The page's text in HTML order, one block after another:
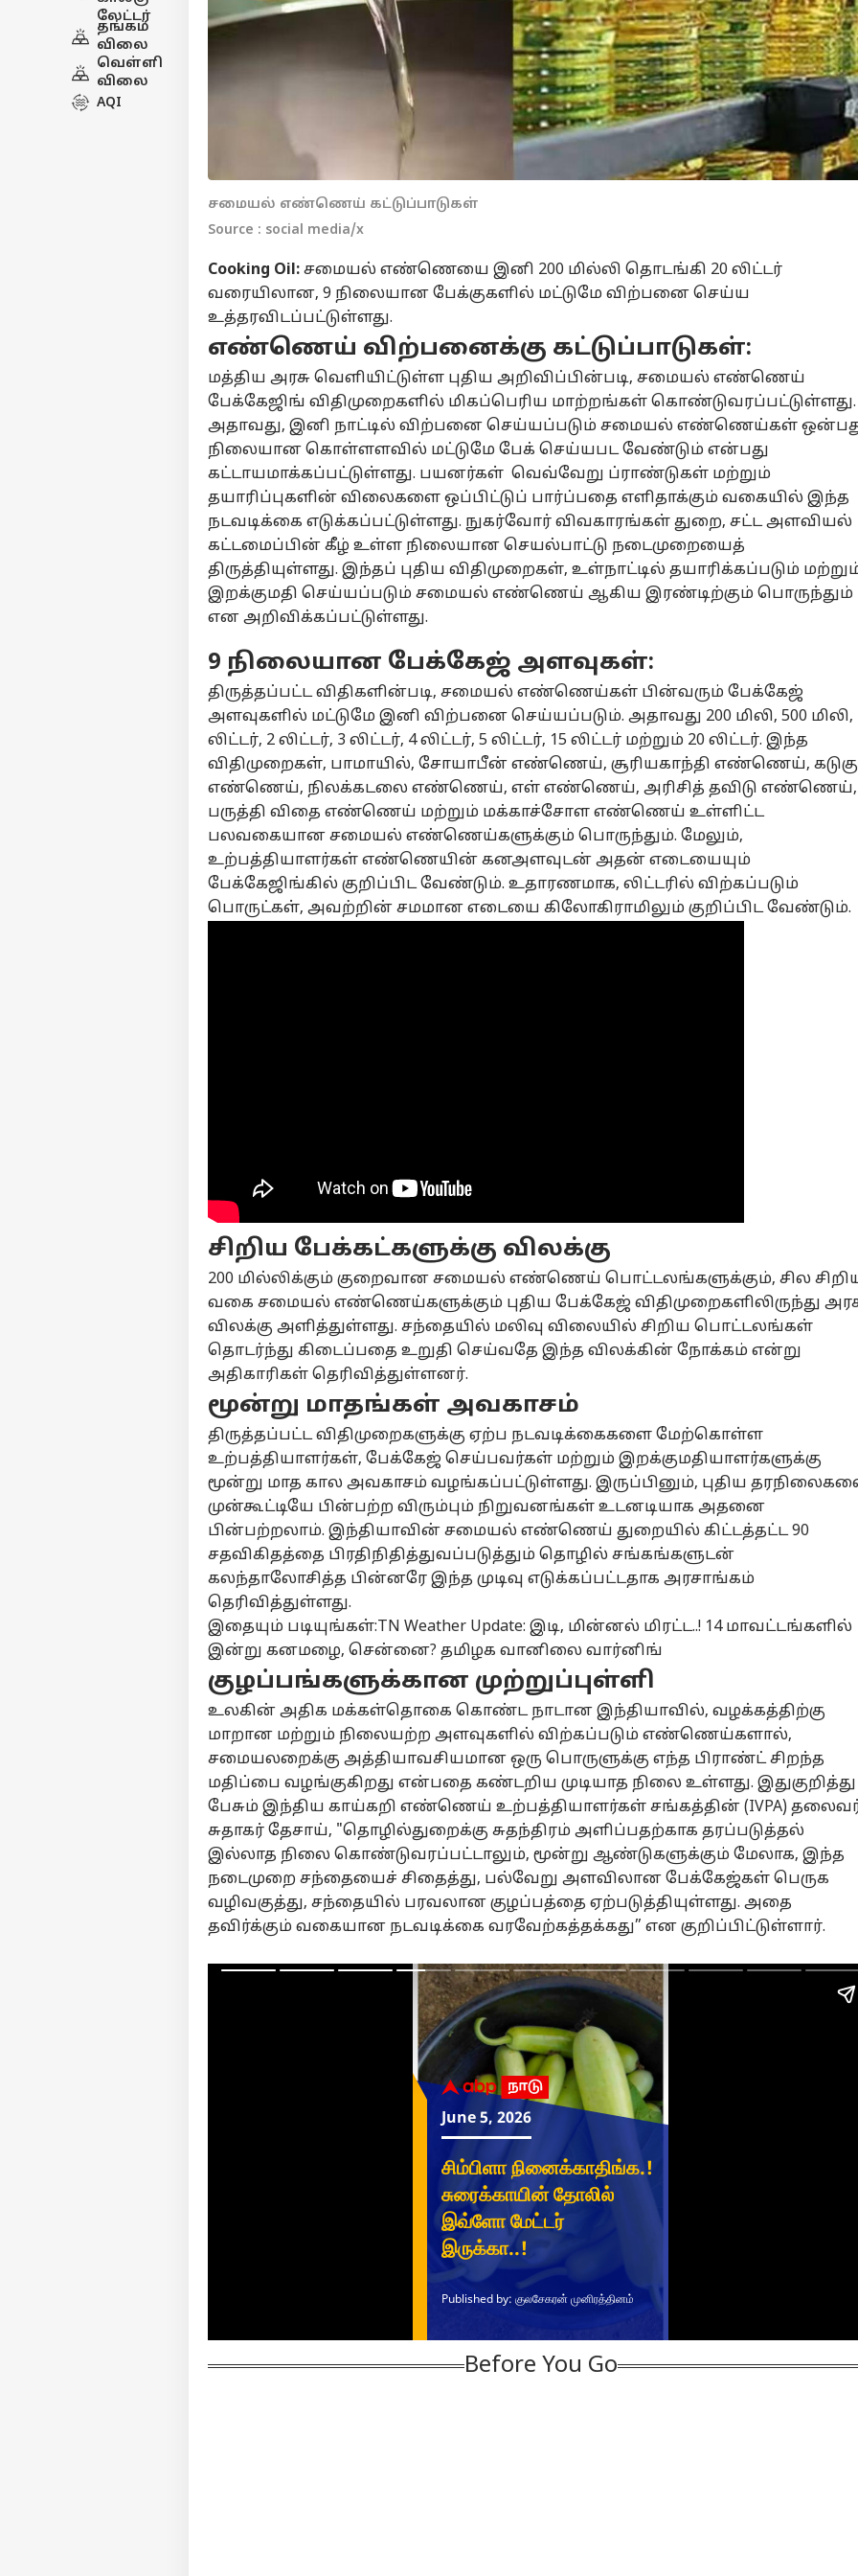
லேட்டர்
தங்கம்
விலை
வெள்ளி
விலை
AQI
சமையல் எண்ணெய் கட்டுப்பாடுகள்
Source : social media/x
Cooking Oil: சமையல் எண்ணெயை இனி 200 மில்லி தொடங்கி 20 லிட்டர்
வரையிலான, 9 நிலையான பேக்குகளில் மட்டுமே விற்பனை செய்ய
உத்தரவிடப்பட்டுள்ளது.
எண்ணெய் விற்பனைக்கு கட்டுப்பாடுகள்:
மத்திய அரசு வெளியிட்டுள்ள புதிய அறிவிப்பின்படி, சமையல் எண்ணெய்
பேக்கேஜிங் விதிமுறைகளில் மிகப்பெரிய மாற்றங்கள் கொண்டுவரப்பட்டுள்ளது.
அதாவது, இனி நாட்டில் விற்பனை செய்யப்படும் சமையல் எண்ணெய்கள்
நிலையான கொள்ளளவில் மட்டுமே பேக் செய்யபட வேண்டும் என்பது
கட்டாயமாக்கப்பட்டுள்ளது. பயனர்கள் வெவ்வேறு ப்ராண்டுகள் மற்றும்
தயாரிப்புகளின் விலைகளை ஒப்பிட்டுப் பார்ப்பதை எளிதாக்கும் வகையில் இந்த
நடவடிக்கை எடுக்கப்பட்டுள்ளது. நுகர்வோர் விவகாரங்கள் துறை, சட்ட அளவியல்
கட்டமைப்பின் கீழ் உள்ள நிலையான செயல்பாட்டு நடைமுறையைத்
திருத்தியுள்ளது. இந்தப் புதிய விதிமுறைகள், உள்நாட்டில் தயாரிக்கப்படும்
இறக்குமதி செய்யப்படும் சமையல் எண்ணெய் ஆகிய இரண்டிற்கும் பொருந்தும்
என அறிவிக்கப்பட்டுள்ளது.
9 நிலையான பேக்கேஜ் அளவுகள்:
திருத்தப்பட்ட விதிகளின்படி, சமையல் எண்ணெய்கள் பின்வரும் பேக்கேஜ்
அளவுகளில் மட்டுமே இனி விற்பனை செய்யப்படும். அதாவது 200 மிலி, 500 மிலி,
லிட்டர், 2 லிட்டர், 3 லிட்டர், 4 லிட்டர், 5 லிட்டர், 15 லிட்டர் மற்றும் 20 லிட்டர். இந்த
விதிமுறைகள், பாமாயில், சோயாபீன் எண்ணெய், சூரியகாந்தி எண்ணெய், கடுகு
எண்ணெய், நிலக்கடலை எண்ணெய், எள் எண்ணெய், அரிசித் தவிடு எண்ணெய்,
பருத்தி விதை எண்ணெய் மற்றும் மக்காச்சோள எண்ணெய் உள்ளிட்ட
பலவகையான சமையல் எண்ணெய்களுக்கும் பொருந்தும். மேலும்,
உற்பத்தியாளர்கள் எண்ணெயின் கனஅளவுடன் அதன் எடையையும்
பேக்கேஜிங்கில் குறிப்பிட வேண்டும். உதாரணமாக, லிட்டரில் விற்கப்படும்
பொருட்கள், அவற்றின் சமமான எடையை கிலோகிராமிலும் குறிப்பிட வேண்டும்.
சிறிய பேக்கட்களுக்கு விலக்கு
200 மில்லிக்கும் குறைவான சமையல் எண்ணெய் பொட்டலங்களுக்கும், சில
வகை சமையல் எண்ணெய்களுக்கும் புதிய பேக்கேஜ் விதிமுறைகளிலிருந்து
விலக்கு அளித்துள்ளது. சந்தையில் மலிவு விலையில் சிறிய பொட்டலங்கள்
தொடர்ந்து கிடைப்பதை உறுதி செய்வதே இந்த விலக்கின் நோக்கம் என்று
அதிகாரிகள் தெரிவித்துள்ளனர்.
மூன்று மாதங்கள் அவகாசம்
திருத்தப்பட்ட விதிமுறைகளுக்கு ஏற்ப நடவடிக்கைகளை மேற்கொள்ள
உற்பத்தியாளர்கள், பேக்கேஜ் செய்பவர்கள் மற்றும் இறக்குமதியாளர்களுக்கு
மூன்று மாத கால அவகாசம் வழங்கப்பட்டுள்ளது. இருப்பினும், புதிய
முன்கூட்டியே பின்பற்ற விரும்பும் நிறுவனங்கள் உடனடியாக அதனை
பின்பற்றலாம். இந்தியாவின் சமையல் எண்ணெய் துறையில் கிட்டத்தட்ட 90
சதவிகிதத்தை பிரதிநிதித்துவப்படுத்தும் தொழில் சங்கங்களுடன்
கலந்தாலோசித்த பின்னரே இந்த முடிவு எடுக்கப்பட்டதாக அரசாங்கம்
தெரிவித்துள்ளது.
இதையும் படியுங்கள்:TN Weather Update: இடி, மின்னல் மிரட்ட..! 14 மாவட்டங்களில்
இன்று கனமழை, சென்னை? தமிழக வானிலை வார்னிங்
குழப்பங்களுக்கான முற்றுப்புள்ளி
உலகின் அதிக மக்கள்தொகை கொண்ட நாடான இந்தியாவில், வழக்கத்திற்கு
மாறான மற்றும் நிலையற்ற அளவுகளில் விற்கப்படும் எண்ணெய்களால்,
சமையலறைக்கு அத்தியாவசியமான ஒரு பொருளுக்கு எந்த பிராண்ட் சிறந்த
மதிப்பை வழங்குகிறது என்பதை கண்டறிய முடியாத நிலை உள்ளது. இதுகுறித்து
பேசும் இந்திய காய்கறி எண்ணெய் உற்பத்தியாளர்கள் சங்கத்தின் (IVPA)
சுதாகர் தேசாய், "தொழில்துறைக்கு சுதந்திரம் அளிப்பதற்காக தரப்படுத்தல்
இல்லாத நிலை கொண்டுவரப்பட்டாலும், மூன்று ஆண்டுகளுக்கும் மேலாக, இந்த
நடைமுறை சந்தையைச் சிதைத்து, பல்வேறு அளவிலான பேக்கேஜ்கள் பெருக
வழிவகுத்து, சந்தையில் பரவலான குழப்பத்தை ஏற்படுத்தியுள்ளது. அதை
தவிர்க்கும் வகையான நடவடிக்கை வரவேற்கத்தக்கது” என குறிப்பிட்டுள்ளார்.
Before You Go
எங்களிடம்
விளம்பரம் செய்ய
சுயவிவரம்
வேலைவாய்ப்புகள்
தொடர்புகொள்ள
கருத்துக்கேட்பு
தனியுரிமை
கொள்கை
LOGIN
அரசியல்
மாற்றம்
என்றீர்கள்.?
இதுதான்
மாற்றமா.?
வெளுத்து
வாங்கிய அதிமுக-
சீறிய
அமைச்சர்கள்-
சட்டசபையில்
காரசார விவாதம்
ABP Exclusive:
காவிரி குறுக்கே
தமிழகம் அணை
கட்டுவதில் என்ன
தண்ணீரை
சேமிக்க வழி
என்ன? விளக்கம்
தரும் சேதுராமன்
”கருணாநிதி மீது
மறைமுக அட்டாக்,
- உதயநிதிக்கு
ஆட்டோ
Tata Nexon: டாப்
சேல் கார்.. டாடா
நெக்ஸான் வாங்க
ரூ.2 லட்சம்
முன்பணம்: EMI,
வட்டி சேமிப்பு
ரகசியம்
ரூ.9 லட்சம்
பட்ஜெட்டில்
எஸ்யுவியை
இறக்கும் ஜப்பான்
நிறுவனம் -
டாடாவை மிஞ்சுமா?
கார் எப்படி
இருக்கும்?
TN Assembly:
அனைத்துக் கட்சி
கூட்டத்தை கூட்ட
பயமா? - விஜயிடம்
நேருக்கு நேராக
உதயநிதி கேள்வி!